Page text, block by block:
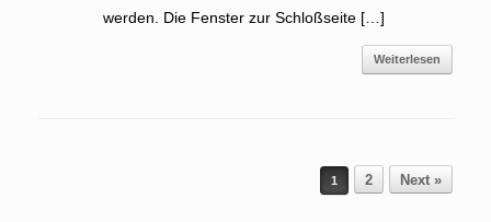
werden. Die Fenster zur Schloßseite […]
Weiterlesen
1 2 Next »